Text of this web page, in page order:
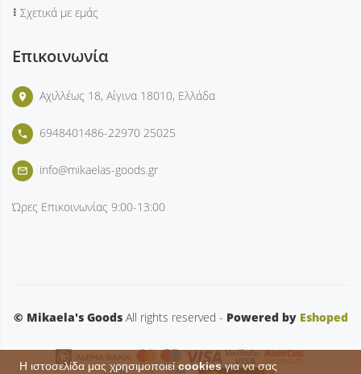
Η ιστοσελίδα μας χρησιμοποιείcookiesγια να σας
Σχετικά με εμάς
Επικοινωνία
place Αχιλλέως 18, Αίγινα 18010, Ελλάδα
phone 6948401486-22970 25025
mail_outline info@mikaelas-goods.gr
Ώρες Επικοινωνίας 9:00-13:00
© Mikaela's GoodsAll rights reserved - Powered by Eshoped